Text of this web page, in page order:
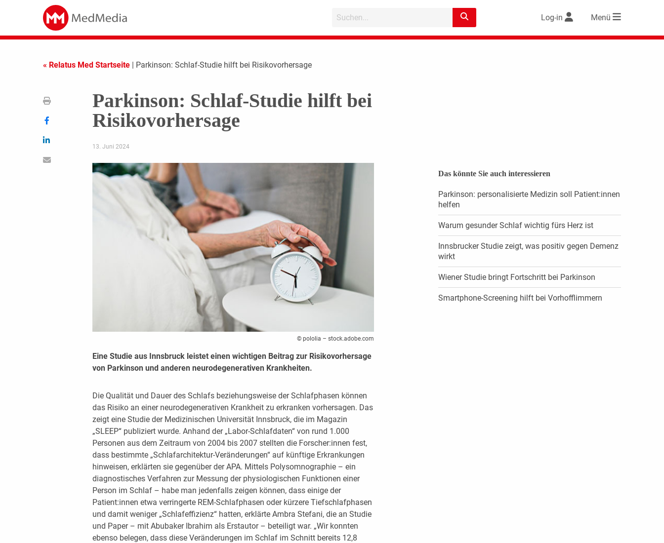
Log-in Menü
« Relatus Med Startseite | Parkinson: Schlaf-Studie hilft bei Risikovorhersage
Parkinson: Schlaf-Studie hilft bei
Risikovorhersage
13. Juni 2024
© pololia – stock.adobe.com
Eine Studie aus Innsbruck leistet einen wichtigen Beitrag zur Risikovorhersage
von Parkinson und anderen neurodegenerativen Krankheiten.
Die Qualität und Dauer des Schlafs beziehungsweise der Schlafphasen können
das Risiko an einer neurodegenerativen Krankheit zu erkranken vorhersagen. Das
zeigt eine Studie der Medizinischen Universität Innsbruck, die im Magazin
„SLEEP“ publiziert wurde. Anhand der „Labor-Schlafdaten“ von rund 1.000
Personen aus dem Zeitraum von 2004 bis 2007 stellten die Forscher:innen fest,
dass bestimmte „Schlafarchitektur-Veränderungen“ auf künftige Erkrankungen
hinweisen, erklärten sie gegenüber der APA. Mittels Polysomnographie – ein
diagnostisches Verfahren zur Messung der physiologischen Funktionen einer
Person im Schlaf – habe man jedenfalls zeigen können, dass einige der
Patient:innen etwa verringerte REM-Schlafphasen oder kürzere Tiefschlafphasen
und damit weniger „Schlafeffizienz“ hatten, erklärte Ambra Stefani, die an Studie
und Paper – mit Abubaker Ibrahim als Erstautor – beteiligt war. „Wir konnten
ebenso belegen, dass diese Veränderungen im Schlaf im Schnitt bereits 12,8
Das könnte Sie auch interessieren
Parkinson: personalisierte Medizin soll Patient:innen
helfen
Warum gesunder Schlaf wichtig fürs Herz ist
Innsbrucker Studie zeigt, was positiv gegen Demenz
wirkt
Wiener Studie bringt Fortschritt bei Parkinson
Smartphone-Screening hilft bei Vorhofflimmern